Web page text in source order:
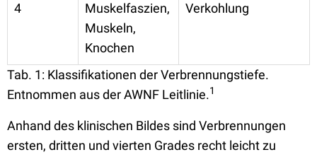
4
Muskelfaszien,
Muskeln,
Knochen
Verkohlung
Tab. 1: Klassifikationen der Verbrennungstiefe.
Entnommen aus der AWNF Leitlinie.1
Anhand des klinischen Bildes sind Verbrennungen
ersten, dritten und vierten Grades recht leicht zu